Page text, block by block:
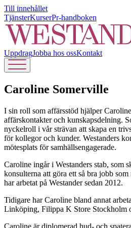
Till innehållet
TjänsterKurserPr-handboken
UppdragJobba hos ossKontakt
Caroline Somerville
I sin roll som affärsstöd hjälper
affärskontakter och kunskapsdelning.
nyckelroll i vår strävan att skapa en
för kollegor och kunder. Westanders
mötesplats för samhällsengagerade.
Caroline ingår i Westanders stab, som
konsulterna att göra ett så bra jobb
har arbetat på Westander sedan 2012.
Tidigare har Caroline bland annat
Linköping, Filippa K Store Stockholm
Caroline är diplomerad hud- och